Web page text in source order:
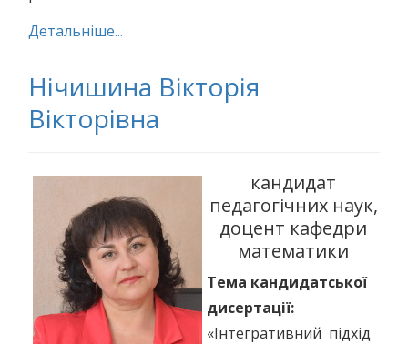
Детальніше...
Нічишина Вікторія
Вікторівна
кандидат
педагогічних наук,
доцент кафедри
математики
Тема кандидатської
дисертації:
«Інтегративний підхід